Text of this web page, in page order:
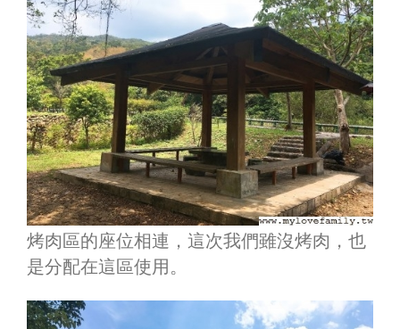
烤肉區的座位相連，這次我們雖沒烤肉，也
是分配在這區使用。